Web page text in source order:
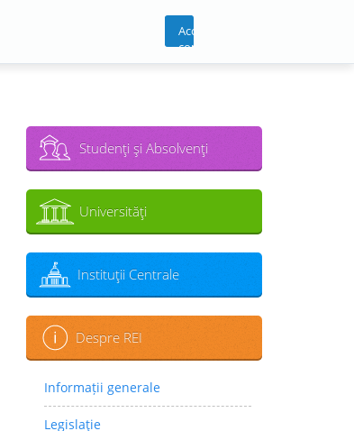
Acces
cont
Studenţi şi Absolvenţi
Universităţi
Instituţii Centrale
Despre REI
Informații generale
Legislaţie